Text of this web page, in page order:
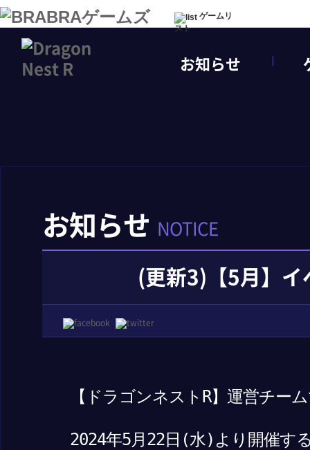
ゲームリ
スト
お知らせ
お知らせ NOTICE
(更新3)【5月】イ
【ドラゴンネストR】運営チー
2024年5月22日(水)より開催す